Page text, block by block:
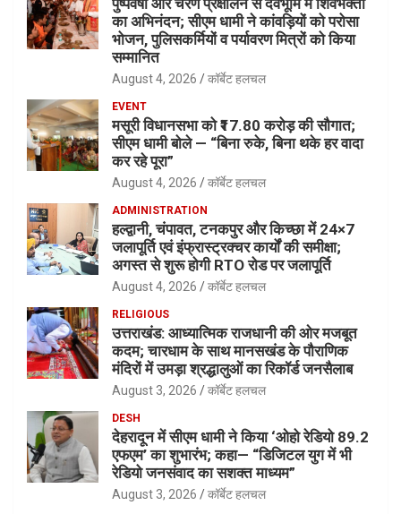
का अभिनंदन; सीएम धामी ने कांवड़ियों को परोसा
भोजन, पुलिसकर्मियों व पर्यावरण मित्रों को किया
सम्मानित
August 4, 2026 कॉर्बेट हलचल
EVENT
मसूरी विधानसभा को ₹17.80 करोड़ की सौगात;
सीएम धामी बोले — “बिना रुके, बिना थके हर वादा
कर रहे पूरा”
August 4, 2026 कॉर्बेट हलचल
ADMINISTRATION
हल्द्वानी, चंपावत, टनकपुर और किच्छा में 24×7
जलापूर्ति एवं इंफ्रास्ट्रक्चर कार्यों की समीक्षा;
अगस्त से शुरू होगी RTO रोड पर जलापूर्ति
August 4, 2026 कॉर्बेट हलचल
RELIGIOUS
उत्तराखंड: आध्यात्मिक राजधानी की ओर मजबूत
कदम; चारधाम के साथ मानसखंड के पौराणिक
मंदिरों में उमड़ा श्रद्धालुओं का रिकॉर्ड जनसैलाब
August 3, 2026 कॉर्बेट हलचल
DESH
देहरादून में सीएम धामी ने किया ‘ओहो रेडियो 89.2
एफएम’ का शुभारंभ; कहा— “डिजिटल युग में भी
रेडियो जनसंवाद का सशक्त माध्यम”
August 3, 2026 कॉर्बेट हलचल